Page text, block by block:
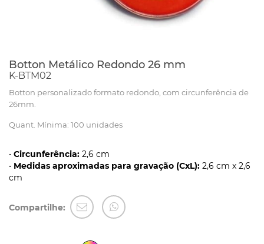
Botton Metálico Redondo 26 mm
K-BTM02
Botton personalizado formato redondo, com circunferência de
26mm.
Quant. Mínima: 100 unidades
• Circunferência: 2,6 cm
• Medidas aproximadas para gravação (CxL): 2,6 cm x 2,6
cm
Compartilhe: